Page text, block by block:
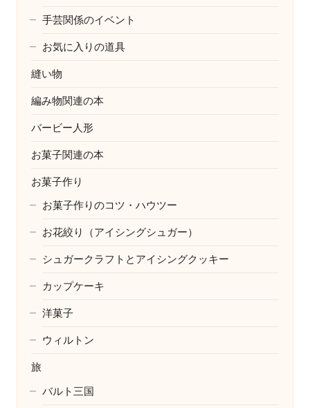
手芸関係のイベント
お気に入りの道具
縫い物
編み物関連の本
バービー人形
お菓子関連の本
お菓子作り
お菓子作りのコツ・ハウツー
お花絞り（アイシングシュガー）
シュガークラフトとアイシングクッキー
カップケーキ
洋菓子
ウィルトン
旅
バルト三国